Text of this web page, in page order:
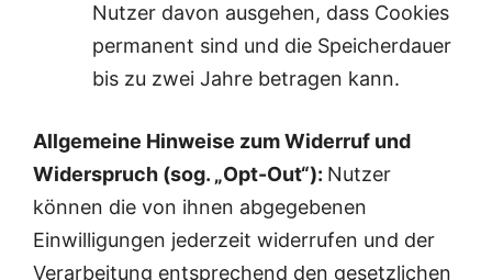
Nutzer davon ausgehen, dass Cookies
permanent sind und die Speicherdauer
bis zu zwei Jahre betragen kann.
Allgemeine Hinweise zum Widerruf und
Widerspruch (sog. „Opt-Out“): Nutzer
können die von ihnen abgegebenen
Einwilligungen jederzeit widerrufen und der
Verarbeitung entsprechend den gesetzlichen